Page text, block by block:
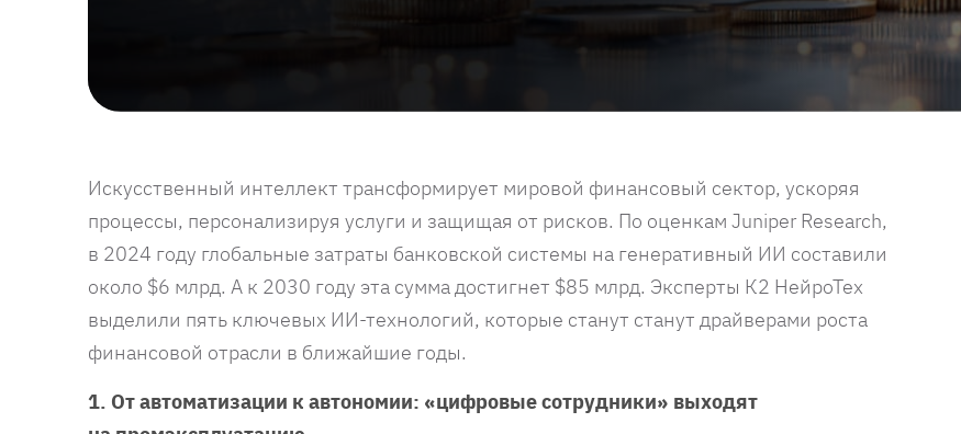
Искусственный интеллект трансформирует мировой финансовый сектор, ускоряя
процессы, персонализируя услуги и защищая от рисков. По оценкам Juniper Research,
в 2024 году глобальные затраты банковской системы на генеративный ИИ составили
около $6 млрд. А к 2030 году эта сумма достигнет $85 млрд. Эксперты К2 НейроТех
выделили пять ключевых ИИ-технологий, которые станут станут драйверами роста
финансовой отрасли в ближайшие годы.
1. От автоматизации к автономии: «цифровые сотрудники» выходят